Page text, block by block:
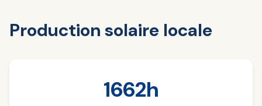
Production solaire locale
1662h